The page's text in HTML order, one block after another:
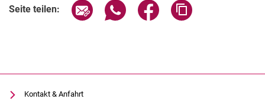
Seite teilen: Seite über E-Mail teilen
Seite über WhatsApp teilen
Seite über Facebook
Kontakt & Anfahrt